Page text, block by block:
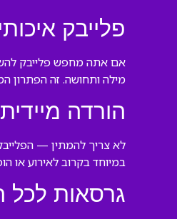
פלייבק
אם אתה מחפש פלייבק
מילה ותחושה. זה הפתרון
הורדה
במיוחד בקרוב לאירוע או
גרסאות לכל